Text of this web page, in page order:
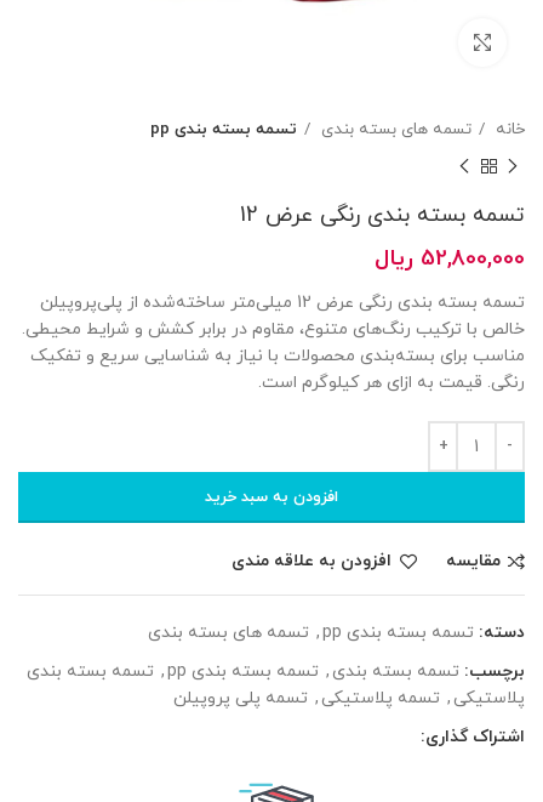
خانه تسمه های بسته بندی تسمه بسته بندی pp
تسمه بسته بندی رنگی عرض 12
52,800,000 ریال
تسمه بسته بندی رنگی عرض 12 میلی‌متر ساخته‌شده از پلی‌پروپیلن
خالص با ترکیب رنگ‌های متنوع، مقاوم در برابر کشش و شرایط محیطی.
مناسب برای بسته‌بندی محصولات با نیاز به شناسایی سریع و تفکیک
رنگی. قیمت به ازای هر کیلوگرم است.
افزودن به سبد خرید
مقایسه افزودن به علاقه مندی
دسته: تسمه بسته بندی pp , تسمه های بسته بندی
برچسب: تسمه بسته بندی , تسمه بسته بندی pp , تسمه بسته بندی
پلاستیکی , تسمه پلاستیکی , تسمه پلی پروپیلن
اشتراک گذاری: